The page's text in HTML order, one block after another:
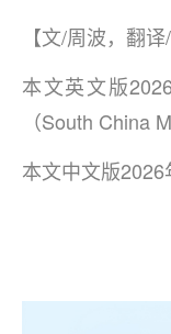
【文/周波，翻
本文英文版
（South China
本文中文版2026